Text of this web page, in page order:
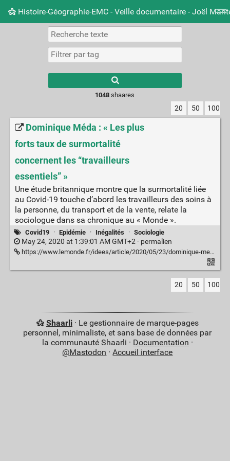
Histoire-Géographie-EMC - Veille documentaire - Joël
Nuage de tags Mur d'images
results.
1048 shaares
20 50 100
Dominique Méda : « Les plus
forts taux de surmortalité
concernent les “travailleurs
essentiels” »
Une étude britannique montre que la surmortalité liée
au Covid-19 touche d’abord les travailleurs des soins à
la personne, du transport et de la vente, relate la
sociologue dans sa chronique au « Monde ».
Covid19 · Epidémie · Inégalités · Sociologie
May 24, 2020 at 1:39:01 AM GMT+2 · permalien
https://www.lemonde.fr/idees/article/2020/05/23/dominique-meda-les-plus-forts-taux-de-surmortalite-concernent-les-travailleurs-essentiels_6040511_3232.html
20 50 100
Shaarli· Le gestionnaire de marque-pages
personnel, minimaliste, et sans base de données par
la communauté Shaarli · Documentation ·
@Mastodon ·Accueil interface